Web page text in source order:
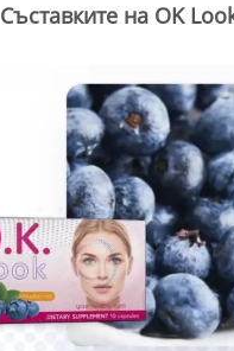
Съставките на OK